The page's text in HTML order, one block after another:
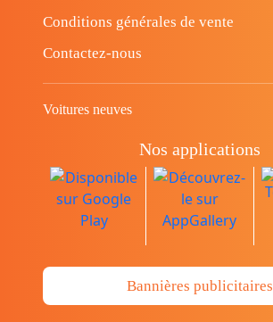
Conditions générales de vente
Contactez-nous
Voitures neuves
Nos applications
Bannières publicitaires